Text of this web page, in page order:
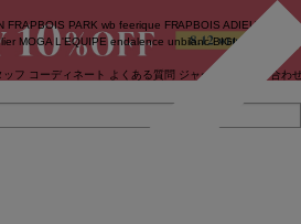
FRAPBOIS PARK wb feerique FRAPBOIS ADIEU
MOGA L'EQUIPE endalence unbilanc BIGI online store
ッフ コーディネート よくある質問 ジャーナル お問い合わ